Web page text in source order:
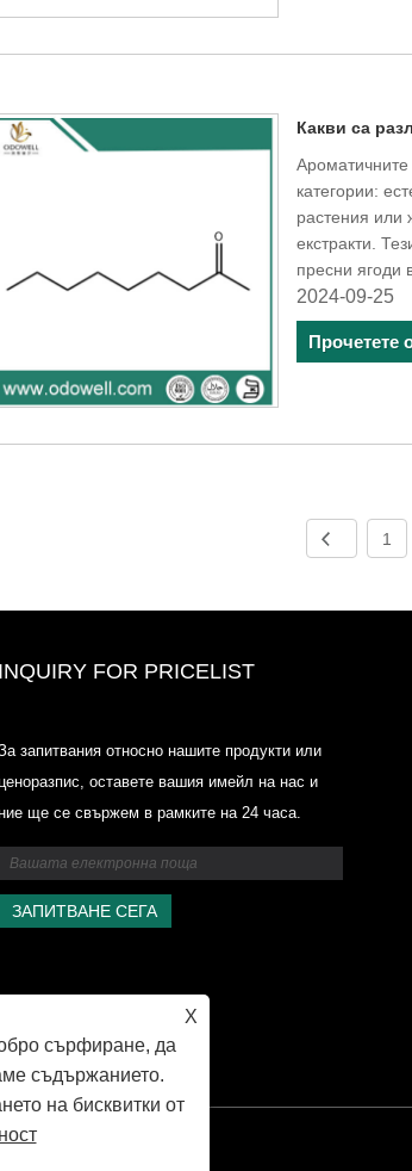
Какви са
Ароматичните
категории:
растения или
екстракти.
пресни ягоди
2024-09-25
Прочетете
1
INQUIRY FOR PRICELIST
запитвания относно нашите продукти или
оставете вашия имейл на нас и
ще се свържем в рамките на 24 часа.
2025.6.14-
X
сърфиране, да
съдържанието.
на бисквитки от